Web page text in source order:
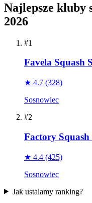
Najlepsze kluby
2026
#1
Favela Squash
★ 4.7 (328)
Sosnowiec
#2
Factory Squash
★ 4.4 (425)
Sosnowiec
Jak ustalamy ranking?